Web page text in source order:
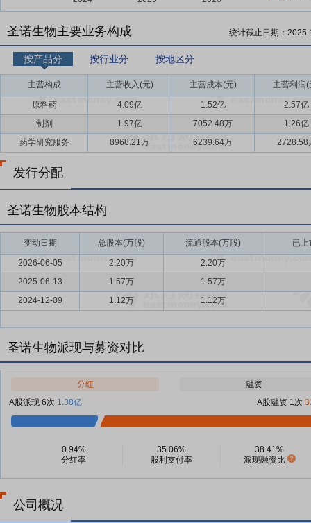
圣诺生物主要业务构成 统计截止日期：
按产品分 按行业分 按地区分
主营构成 主营收入(元) 主营成本(元) 主营利润(
原料药 4.09亿 1.52亿
2.57亿
制剂
1.97亿 7052.48万
1.26亿
药学研究服务
8968.21万 6239.64万 2728.58
发行分配
圣诺生物股本结构
变动日期 总股本(万股) 流通股本(万股) 已
2026-06-05 2.20万
2.20万
2025-06-13
1.57万
1.57万
2024-12-09
1.12万 1.12万
圣诺生物派现与募资对比
分红
融资
A股派现 6次 1.38亿 A股融资 1次
0.94%
分红率
35.06%
股利支付率
38.41%
派现融资比
公司概况